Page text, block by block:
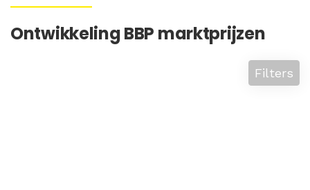
Ontwikkeling BBP marktprijzen
Filters